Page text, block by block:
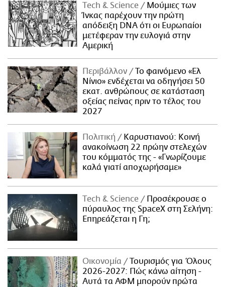
Τech & Science
Μούμιες των
Ίνκας παρέχουν την πρώτη
απόδειξη DNA ότι οι Ευρωπαίοι
μετέφεραν την ευλογιά στην
Αμερική
Περιβάλλον
Το φαινόμενο «Ελ
Νίνιο» ενδέχεται να οδηγήσει 50
εκατ. ανθρώπους σε κατάσταση
οξείας πείνας πριν το τέλος του
2027
Πολιτική
Καρυστιανού: Κοινή
ανακοίνωση 22 πρώην στελεχών
του κόμματός της - «Γνωρίζουμε
καλά γιατί αποχωρήσαμε»
Τech & Science
Προσέκρουσε ο
πύραυλος της SpaceX στη Σελήνη:
Επηρεάζεται η Γη;
Οικονομία
Τουρισμός για Όλους
2026-2027: Πώς κάνω αίτηση -
Αυτά τα ΑΦΜ μπορούν πρώτα